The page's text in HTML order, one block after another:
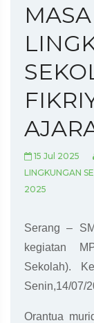
15 Jul 2025
LINGKUNGAN
2025
Serang –
kegiatan
Sekolah).
Senin,14/07/
Orantua